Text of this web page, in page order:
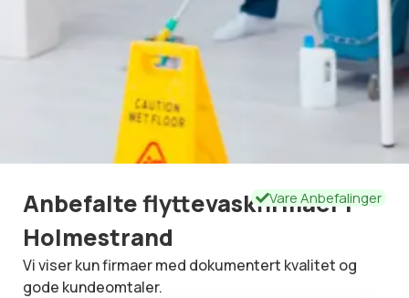
Anbefalte flyttevaskfirmaer i
Holmestrand
Vare Anbefalinger
Vi viser kun firmaer med dokumentert kvalitet og
gode kundeomtaler.